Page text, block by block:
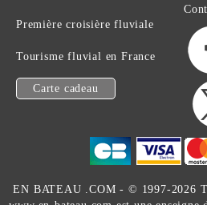
Première croisière fluviale
Tourisme fluvial en France
Carte cadeau
EN BATEAU .COM - © 1997-2026